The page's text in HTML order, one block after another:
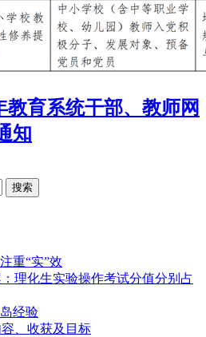
教育系统干部、教师网
知
重“实”效
理化生实验操作考试分值分别占
经验
、收获及目标